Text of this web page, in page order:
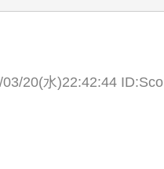
03/20(水)22:42:44 ID:Sco